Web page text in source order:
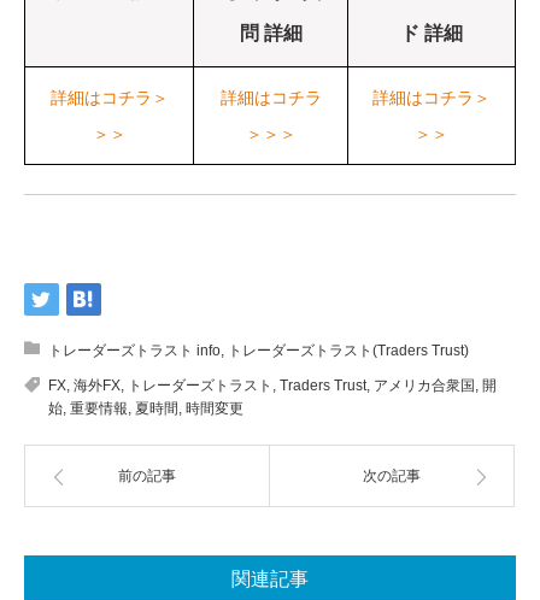
問 詳細 ド 詳細
詳細はコチラ＞
＞＞
詳細はコチラ
＞＞＞
詳細はコチラ＞
＞＞
トレーダーズトラスト info トレーダーズトラスト(Traders Trust)
FX 海外FX トレーダーズトラスト Traders Trust アメリカ合衆国 開
始 重要情報 夏時間 時間変更
前の記事 次の記事
関連記事